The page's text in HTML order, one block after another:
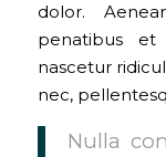
dolor.
penatibus et
nascetur
nec,
Nulla